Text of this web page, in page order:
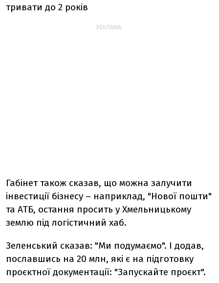
тривати до 2 років
РЕКЛАМА:
Габінет також сказав, що можна залучити
інвестиції бізнесу – наприклад, "Нової пошти"
та АТБ, остання просить у Хмельницькому
землю під логістичний хаб.
Зеленський сказав: "Ми подумаємо". І додав,
пославшись на 20 млн, які є на підготовку
проєктної документації: "Запускайте проєкт".